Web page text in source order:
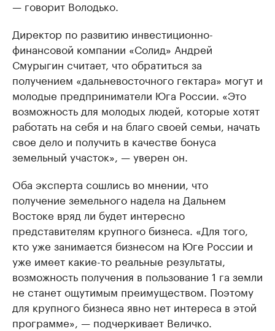
— говорит Володько.
Директор по развитию инвестиционно-
финансовой компании «Солид» Андрей
Смурыгин считает, что обратиться за
получением «дальневосточного гектара» могут и
молодые предприниматели Юга России. «Это
возможность для молодых людей, которые хотят
работать на себя и на благо своей семьи, начать
свое дело и получить в качестве бонуса
земельный участок», — уверен он.
Оба эксперта сошлись во мнении, что
получение земельного надела на Дальнем
Востоке вряд ли будет интересно
представителям крупного бизнеса. «Для того,
кто уже занимается бизнесом на Юге России и
уже имеет какие-то реальные результаты,
возможность получения в пользование 1 га земли
не станет ощутимым преимуществом. Поэтому
для крупного бизнеса явно нет интереса в этой
программе», — подчеркивает Величко.